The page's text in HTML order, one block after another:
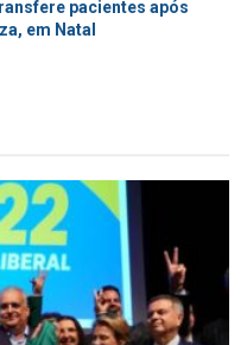
pacientes após
em Natal